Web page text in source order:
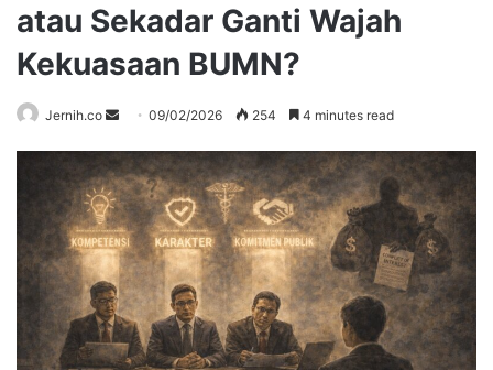
atau Sekadar Ganti Wajah
Kekuasaan BUMN?
Jernih.co
Send
email
09/02/2026 254 4 minutes read